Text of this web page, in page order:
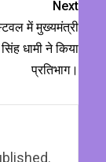
Next
में मुख्यमंत्री
धामी ने किया
प्रतिभाग।